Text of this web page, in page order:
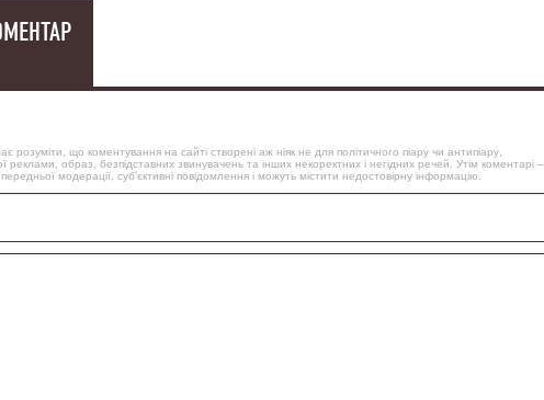
що коментування на сайті створені аж ніяк не для політичного піару чи антипіару,
реклами, образ, безпідставних звинувачень та інших некоректних і негідних речей. Утім коментарі –
модерації, суб’єктивні повідомлення і можуть містити недостовірну інформацію.